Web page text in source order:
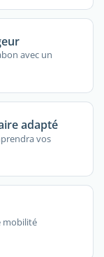
avec un
adapté
vos
mobilité